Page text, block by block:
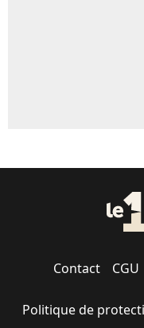
Contact CGU
Politique de